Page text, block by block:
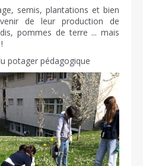
semis, plantations et bien
de leur production de
pommes de terre ... mais
potager pédagogique